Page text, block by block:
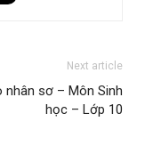
Next article
nhân sơ – Môn Sinh
học – Lớp 10